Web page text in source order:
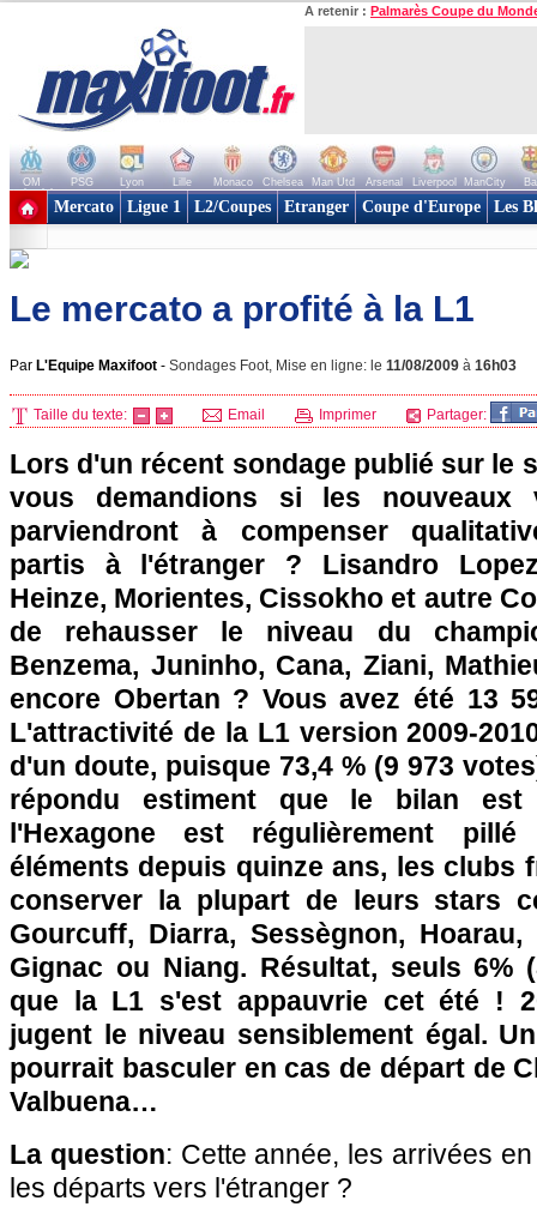
A retenir : Palmarès Coupe du
OM PSG Lyon Lille Monaco Chelsea Man Utd Arsenal Liverpool ManCity
+ de clubs
Mercato Ligue 1 L2/Coupes Etranger Coupe d'Europe Les
Le mercato a profité à la L1
Par L'Equipe Maxifoot - Sondages Foot, Mise en ligne: le 11/08/2009 à 16h03
Taille du texte: Email Imprimer Partager:
Lors d'un récent sondage publié sur le
vous demandions si les
parviendront à compenser
partis à l'étranger ? Lisandro
Heinze, Morientes, Cissokho et autre
de rehausser le niveau du
Benzema, Juninho, Cana, Ziani,
encore Obertan ? Vous avez été 13
L'attractivité de la L1 version 2009-
d'un doute, puisque 73,4 % (9 973
répondu estiment que le bilan
l'Hexagone est régulièrement
éléments depuis quinze ans, les clubs
conserver la plupart de leurs stars
Gourcuff, Diarra, Sessègnon,
Gignac ou Niang. Résultat, seuls 6%
que la L1 s'est appauvrie cet été !
jugent le niveau sensiblement égal.
pourrait basculer en cas de départ de
Valbuena…
La question: Cette année, les arrivées
les départs vers l'étranger ?